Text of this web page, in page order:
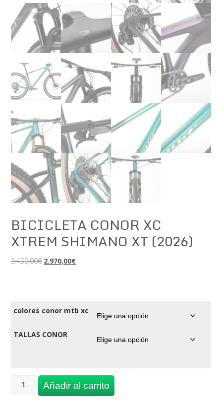
BICICLETA CONOR XC
XTREM SHIMANO XT (2026)
3.499,00€ El
2.970,00€El
colores conor mtb xc
TALLAS CONOR
BICICLETA
CONOR
Añadir al carrito